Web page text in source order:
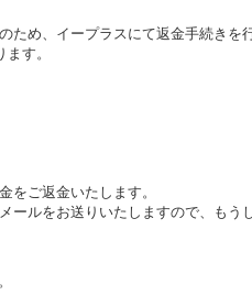
め、イープラスにて返金手続きを行
す。
をご返金いたします。
ルをお送りいたしますので、もう